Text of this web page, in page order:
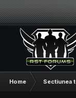
Home Sectiunea